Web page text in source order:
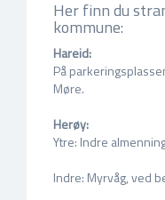
Her finn du
kommune:
Hareid:
På
Møre.
Herøy:
Ytre: Indre
Indre: Myrvåg, ved